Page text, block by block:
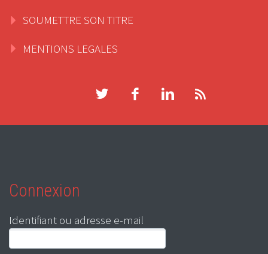
SOUMETTRE SON TITRE
MENTIONS LEGALES
Connexion
Identifiant ou adresse e-mail